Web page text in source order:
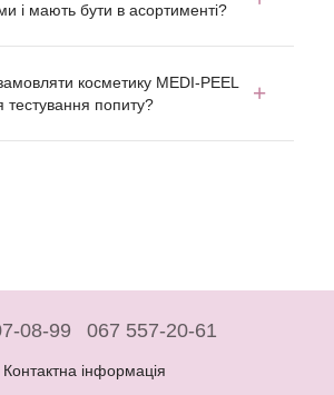
і мають бути в асортименті?
косметику MEDI-PEEL
тестування попиту?
08-99 067 557-20-61
Контактна інформація